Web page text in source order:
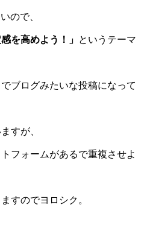
ので、
を高めよう！」 というテーマ
ブログみたいな投稿になって
すが、
フォームがあるで重複させよ
すのでヨロシク。